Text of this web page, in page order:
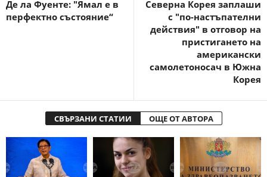
Де ла Фуенте: "Ямал е в
перфектно състояние“
Северна Корея заплаши
с "по-настъпателни
действия" в отговор на
пристигането на
американски
самолетоносач в Южна
Корея
СВЪРЗАНИ СТАТИИ ОЩЕ ОТ АВТОРА